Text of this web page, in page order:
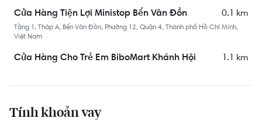
Cửa Hàng Tiện Lợi Ministop Bến Vân Đồn 0.1 km
Tầng 1, Tháp A, Bến Vân Đồn, Phường 12, Quận 4, Thành phố Hồ Chí Minh,
Việt Nam
Cửa Hàng Cho Trẻ Em BiboMart Khánh Hội 1.1 km
Tính khoản vay